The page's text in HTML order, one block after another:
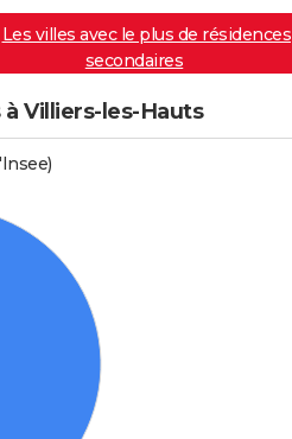
Les villes avec le plus de résidences
secondaires
Villiers-les-Hauts